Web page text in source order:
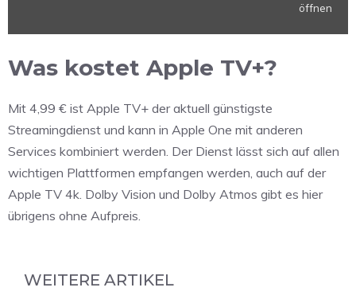
öffnen
Was kostet Apple TV+?
Mit 4,99 € ist Apple TV+ der aktuell günstigste
Streamingdienst und kann in Apple One mit anderen
Services kombiniert werden. Der Dienst lässt sich auf allen
wichtigen Plattformen empfangen werden, auch auf der
Apple TV 4k. Dolby Vision und Dolby Atmos gibt es hier
übrigens ohne Aufpreis.
WEITERE ARTIKEL